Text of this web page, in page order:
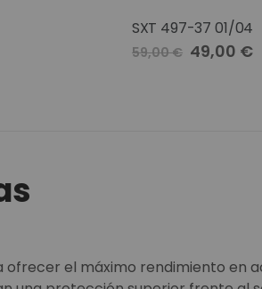
SXT 497-37 01/04
59,00 € Precio
especial
49,00 €
ofrecer el máximo rendimiento en